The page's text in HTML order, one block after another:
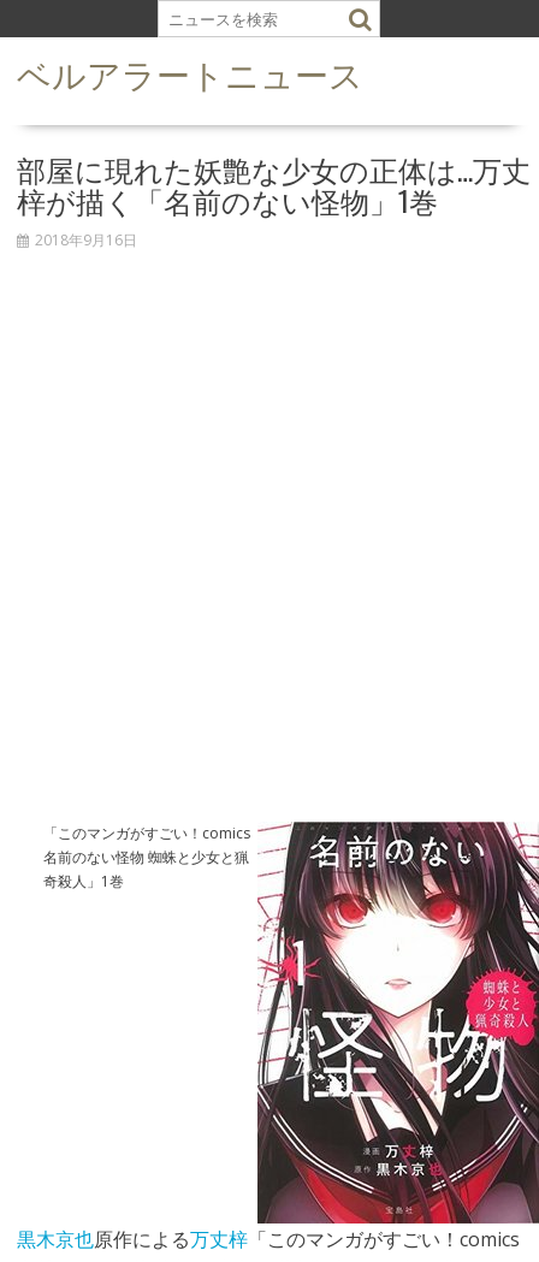
k
ベルアラートニュース
部屋に現れた妖艶な少女の正体は…万丈
梓が描く「名前のない怪物」1巻
2018年9月16日
「このマンガがすごい！comics
名前のない怪物 蜘蛛と少女と猟
奇殺人」1巻
黒木京也原作による万丈梓「このマンガがすごい！comics